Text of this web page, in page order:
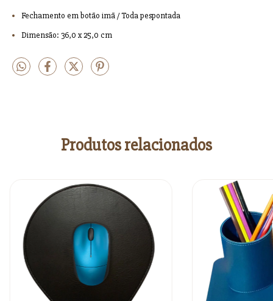
Fechamento em botão imã / Toda pespontada
Dimensão: 36,0 x 25,0 cm
Produtos relacionados